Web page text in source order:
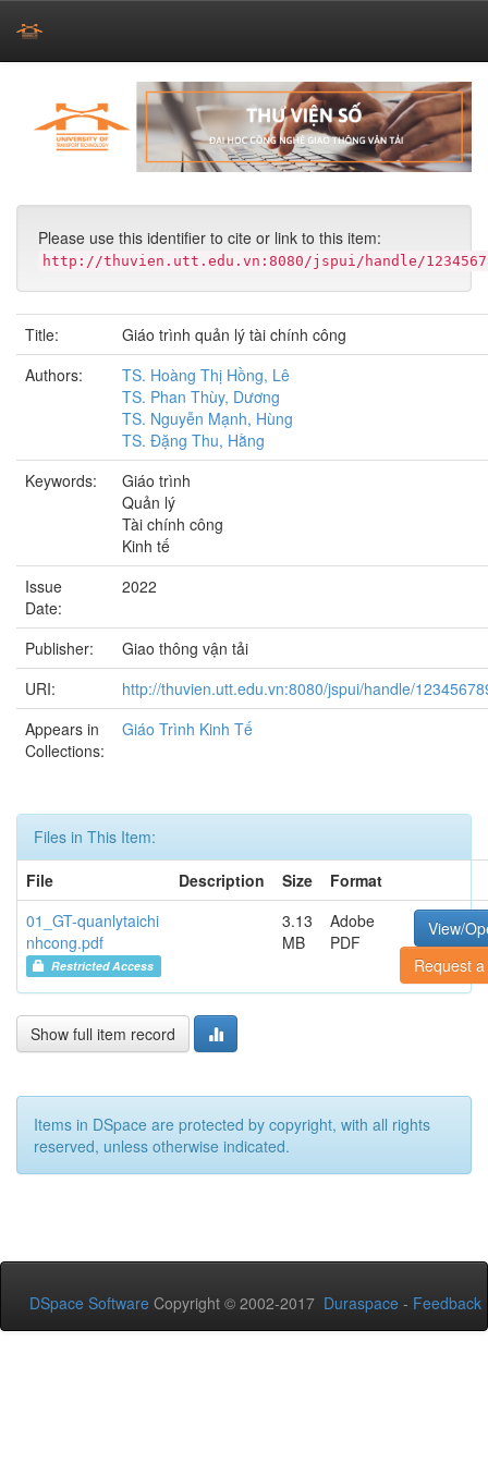
navigation
Please use this identifier to cite or link to this item:
http://thuvien.utt.edu.vn:8080/jspui/handle/
Title:
Giáo trình quản lý tài chính công
Authors:
TS. Hoàng Thị Hồng, Lê
TS. Phan Thùy, Dương
TS. Nguyễn Mạnh, Hùng
TS. Đặng Thu, Hằng
Keywords:
Giáo trình
Quản lý
Tài chính công
Kinh tế
Issue
Date:
2022
Publisher:
Giao thông vận tải
URI:
http://thuvien.utt.edu.vn:8080/jspui/handle/
Appears in
Collections:
Giáo Trình Kinh Tế
Files in This Item:
File
Description Size
Format
01_GT-quanlytaichi
nhcong.pdf
Restricted Access
3.13
MB
Adobe
PDF
View/
Request
Show full item record
Items in DSpace are protected by copyright, with all rights
reserved, unless otherwise indicated.
DSpace Software Copyright © 2002-2017 Duraspace - Feedback